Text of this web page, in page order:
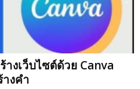
งเว็บไซต์ด้วย Canva
งคำ